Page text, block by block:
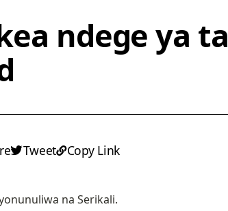
ndege ya
Tweet Copy Link
na Serikali.